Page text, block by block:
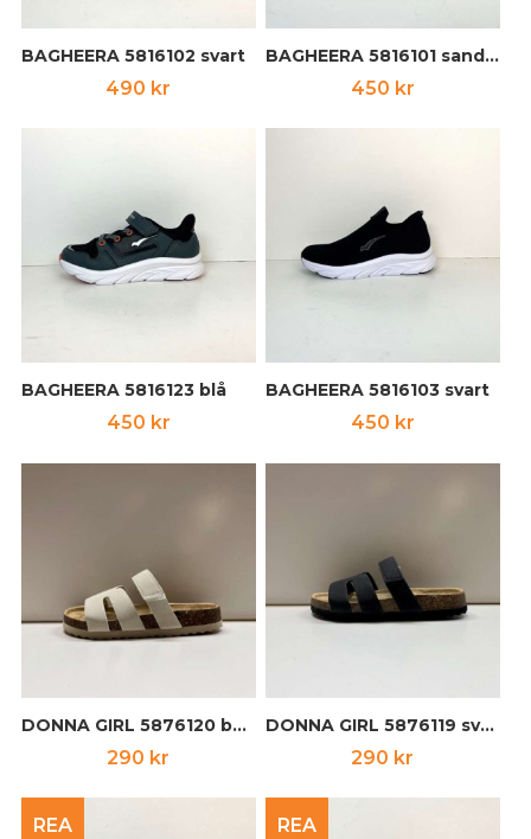
BAGHEERA 5816101 sand/svart
450 kr
BAGHEERA 5816102 svart
490 kr
BAGHEERA 5816103 svart
450 kr
BAGHEERA 5816123 blå
450 kr
DONNA GIRL 5876119 svart
290 kr
DONNA GIRL 5876120 beige
290 kr
REA
REA